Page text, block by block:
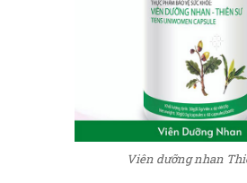
Viên dưỡng nhan